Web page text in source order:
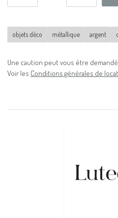
objets déco métallique argent
Une caution peut vous être
Voir les Conditions générales de